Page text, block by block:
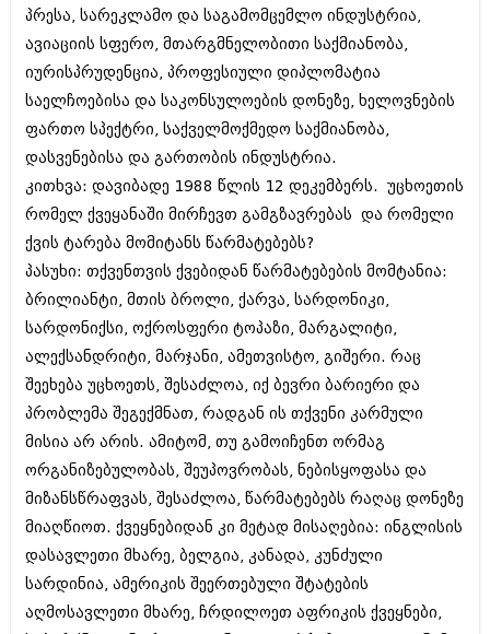
ივნისი 2018 (244)
მაისი 2018 (211)
აპრილი 2018 (194)
მარტი 2018 (256)
თებერვალი 2018 (208)
იანვარი 2018 (215)
ნოემბერი 2017 (212)
ოქტომბერი 2017 (231)
სექტემბერი 2017 (261)
აგვისტო 2017 (212)
ივლისი 2017 (233)
ივნისი 2017 (265)
მაისი 2017 (216)
აპრილი 2017 (220)
მარტი 2017 (212)
თებერვალი 2017 (205)
იანვარი 2017 (246)
დეკემბერი 2016 (207)
ოქტომბერი 2016 (257)
სექტემბერი 2016 (224)
აგვისტო 2016 (258)
ივლისი 2016 (211)
ივნისი 2016 (221)
მაისი 2016 (261)
აპრილი 2016 (215)
მარტი 2016 (200)
თებერვალი 2016 (250)
არქივის ზომის ნახვა
პრესა, სარეკლამო და საგამომცემლო ინდუსტრია,
ავიაციის სფერო, მთარგმნელობითი საქმიანობა,
იურისპრუდენცია, პროფესიული დიპლომატია
საელჩოებისა და საკონსულოების დონეზე, ხელოვნების
ფართო სპექტრი, საქველმოქმედო საქმიანობა,
დასვენებისა და გართობის ინდუსტრია.
კითხვა: დავიბადე 1988 წლის 12 დეკემბერს. უცხოეთის
რომელ ქვეყანაში მირჩევთ გამგზავრებას და რომელი
ქვის ტარება მომიტანს წარმატებებს?
პასუხი: თქვენთვის ქვებიდან წარმატებების მომტანია:
ბრილიანტი, მთის ბროლი, ქარვა, სარდონიკი,
სარდონიქსი, ოქროსფერი ტოპაზი, მარგალიტი,
ალექსანდრიტი, მარჯანი, ამეთვისტო, გიშერი. რაც
შეეხება უცხოეთს, შესაძლოა, იქ ბევრი ბარიერი და
პრობლემა შეგექმნათ, რადგან ის თქვენი კარმული
მისია არ არის. ამიტომ, თუ გამოიჩენთ ორმაგ
ორგანიზებულობას, შეუპოვრობას, ნებისყოფასა და
მიზანსწრაფვას, შესაძლოა, წარმატებებს რაღაც დონეზე
მიაღწიოთ. ქვეყნებიდან კი მეტად მისაღებია: ინგლისის
დასავლეთი მხარე, ბელგია, კანადა, კუნძული
სარდინია, ამერიკის შეერთებული შტატების
აღმოსავლეთი მხარე, ჩრდილოეთ აფრიკის ქვეყნები,